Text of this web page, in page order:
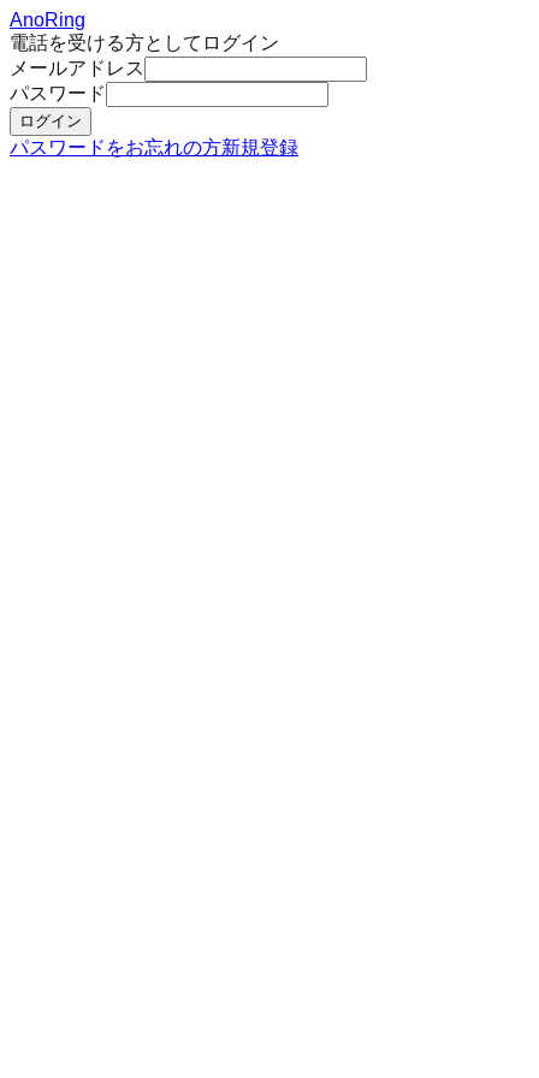
AnoRing
電話を受ける方としてログイン
メールアドレス
パスワード
ログイン
パスワードをお忘れの方新規登録